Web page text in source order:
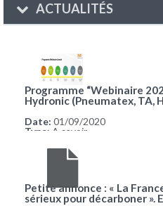
ACTUALITÉS
Programme “Webinaire
Hydronic (Pneumatex, TA,
Date: 01/09/2020
Type: A savoir
Petite annonce : « La
sérieux pour décarboner ».